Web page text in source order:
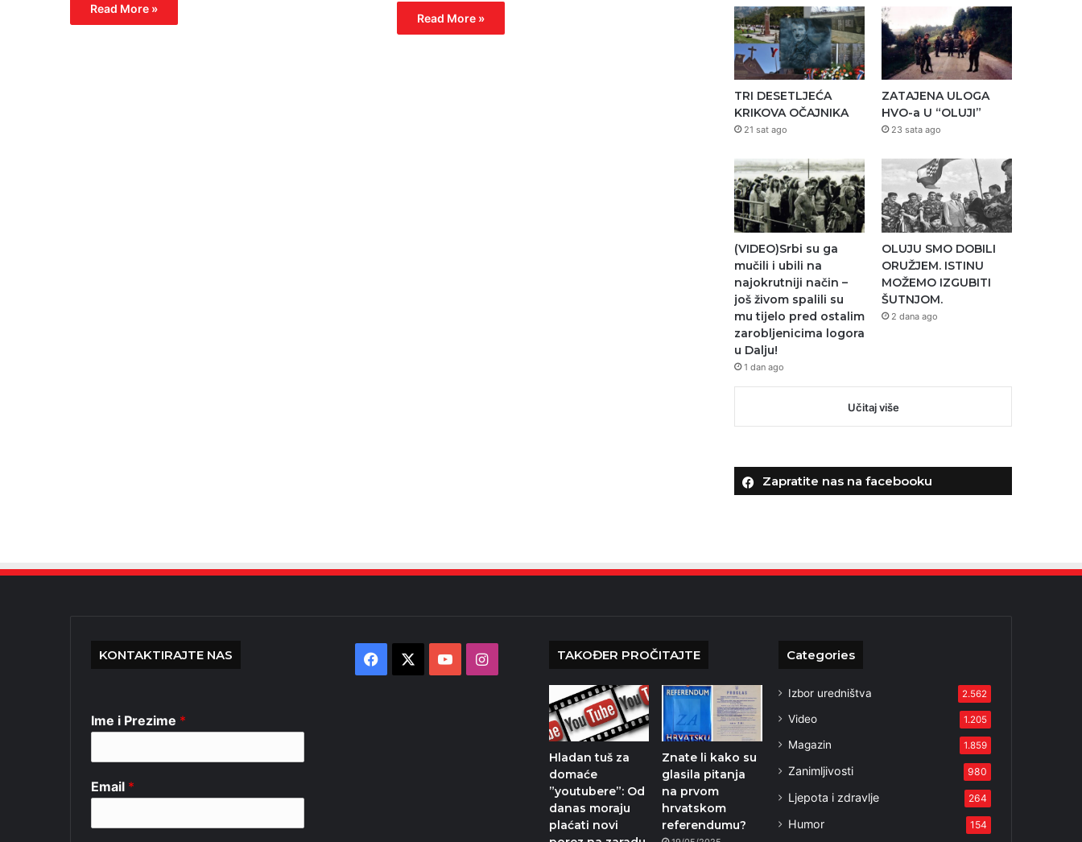
Read More »
Read More »
TRI DESETLJEĆA
KRIKOVA OČAJNIKA
21 sat ago
ZATAJENA ULOGA
HVO-a U “OLUJI”
23 sata ago
(VIDEO)Srbi su ga
mučili i ubili na
najokrutniji način –
još živom spalili su
mu tijelo pred ostalim
zarobljenicima logora
u Dalju!
1 dan ago
OLUJU SMO DOBILI
ORUŽJEM. ISTINU
MOŽEMO IZGUBITI
ŠUTNJOM.
2 dana ago
Učitaj više
Zapratite nas na facebooku
KONTAKTIRAJTE NAS
Ime i Prezime *
Email *
Facebook YouTubeInstagram TAKOĐER PROČITAJTE
Hladan tuš za
domaće
”youtubere”: Od
danas moraju
plaćati novi
Znate li kako su
glasila pitanja
na prvom
hrvatskom
referendumu?
Categories
Izbor uredništva 2.562
Video 1.205
Magazin 1.859
Zanimljivosti 980
Ljepota i zdravlje 264
Humor 154